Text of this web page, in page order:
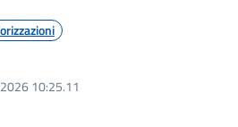
10:25.11